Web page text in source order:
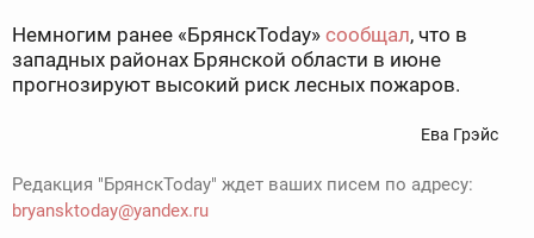
Немногим ранее «БрянскToday» сообщал, что в
западных районах Брянской области в июне
прогнозируют высокий риск лесных пожаров.
Ева Грэйс
Редакция "БрянскToday" ждет ваших писем по адресу:
bryansktoday@yandex.ru